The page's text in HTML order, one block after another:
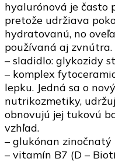
hyalurónová je často
pretože udržiava
hydratovanú, no
používaná aj zvnútra.
– sladidlo: glykozidy
– komplex
lepku. Jedná sa o
nutrikozmetiky,
obnovujú jej tukovú
vzhľad.
– glukónan zinočnatý
– vitamín B7 (D –